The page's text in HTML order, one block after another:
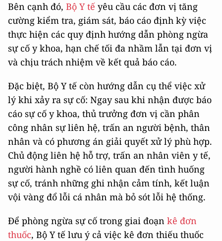
Bên cạnh đó, Bộ Y tế yêu cầu các đơn vị tăng
cường kiểm tra, giám sát, báo cáo định kỳ việc
thực hiện các quy định hướng dẫn phòng ngừa
sự cố y khoa, hạn chế tối đa nhầm lẫn tại đơn vị
và chịu trách nhiệm về kết quả báo cáo.
Đặc biệt, Bộ Y tế còn hướng dẫn cụ thể việc xử
lý khi xảy ra sự cố: Ngay sau khi nhận được báo
cáo sự cố y khoa, thủ trưởng đơn vị cần phân
công nhân sự liên hệ, trấn an người bệnh, thân
nhân và có phương án giải quyết xử lý phù hợp.
Chủ động liên hệ hỗ trợ, trấn an nhân viên y tế,
người hành nghề có liên quan đến tình huống
sự cố, tránh những ghi nhận cảm tính, kết luận
vội vàng đổ lỗi cá nhân mà bỏ sót lỗi hệ thống.
Để phòng ngừa sự cố trong giai đoạn kê đơn
thuốc, Bộ Y tế lưu ý cả việc kê đơn thiếu thuốc